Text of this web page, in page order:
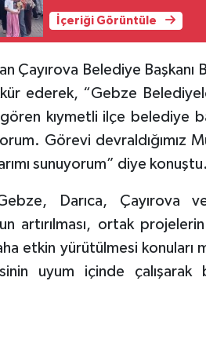
İçeriği Görüntüle
Çayırova Belediye
ederek, “Gebze
gören kıymetli ilçe belediye
Görevi devraldığımız
sunuyorum” diye
Darıca, Çayırova
artırılması, ortak
etkin yürütülmesi konuları
uyum içinde çalışarak